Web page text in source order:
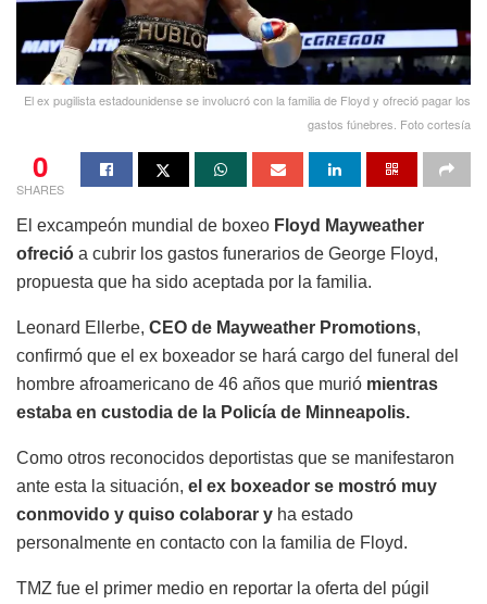
El ex pugilista estadounidense se involucró con la familia de Floyd y ofreció pagar los
gastos fúnebres. Foto cortesía
0
SHARES
El excampeón mundial de boxeo Floyd Mayweather
ofreció a cubrir los gastos funerarios de George Floyd,
propuesta que ha sido aceptada por la familia.
Leonard Ellerbe, CEO de Mayweather Promotions,
confirmó que el ex boxeador se hará cargo del funeral del
hombre afroamericano de 46 años que murió mientras
estaba en custodia de la Policía de Minneapolis.
Como otros reconocidos deportistas que se manifestaron
ante esta la situación, el ex boxeador se mostró muy
conmovido y quiso colaborar y ha estado
personalmente en contacto con la familia de Floyd.
TMZ fue el primer medio en reportar la oferta del púgil